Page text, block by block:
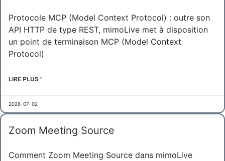
Protocole MCP (Model Context Protocol) : outre son
API HTTP de type REST, mimoLive met à disposition
un point de terminaison MCP (Model Context
Protocol)
LIRE PLUS "
2026-07-02
Zoom Meeting Source
Comment Zoom Meeting Source dans mimoLive